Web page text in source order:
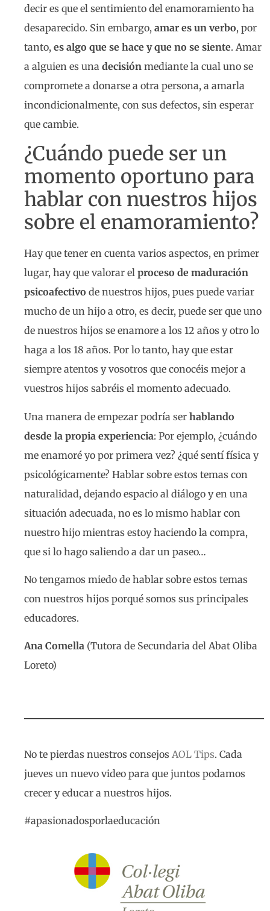
decir es que el sentimiento del enamoramiento ha
desaparecido. Sin embargo, amar es un verbo, por
tanto, es algo que se hace y que no se siente. Amar
a alguien es una decisión mediante la cual uno se
compromete a donarse a otra persona, a amarla
incondicionalmente, con sus defectos, sin esperar
que cambie.
¿Cuándo puede ser un
momento oportuno para
hablar con nuestros hijos
sobre el enamoramiento?
Hay que tener en cuenta varios aspectos, en primer
lugar, hay que valorar el proceso de maduración
psicoafectivo de nuestros hijos, pues puede variar
mucho de un hijo a otro, es decir, puede ser que uno
de nuestros hijos se enamore a los 12 años y otro lo
haga a los 18 años. Por lo tanto, hay que estar
siempre atentos y vosotros que conocéis mejor a
vuestros hijos sabréis el momento adecuado.
Una manera de empezar podría ser hablando
desde la propia experiencia: Por ejemplo, ¿cuándo
me enamoré yo por primera vez? ¿qué sentí física y
psicológicamente? Hablar sobre estos temas con
naturalidad, dejando espacio al diálogo y en una
situación adecuada, no es lo mismo hablar con
nuestro hijo mientras estoy haciendo la compra,
que si lo hago saliendo a dar un paseo…
No tengamos miedo de hablar sobre estos temas
con nuestros hijos porqué somos sus principales
educadores.
Ana Comella (Tutora de Secundaria del Abat Oliba
Loreto)
No te pierdas nuestros consejos AOL Tips. Cada
jueves un nuevo video para que juntos podamos
crecer y educar a nuestros hijos.
#apasionadosporlaeducación